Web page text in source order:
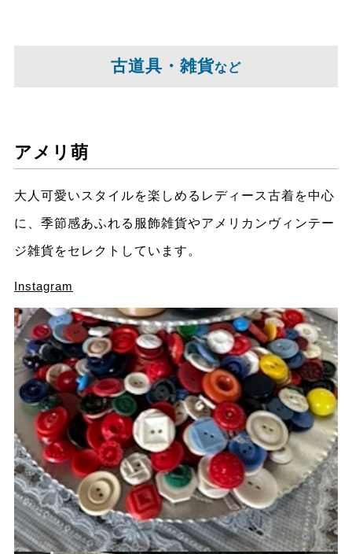
古道具・雑貨など
アメリ萌
大人可愛いスタイルを楽しめるレディース古着を中心
に、季節感あふれる服飾雑貨やアメリカンヴィンテー
ジ雑貨をセレクトしています。
Instagram